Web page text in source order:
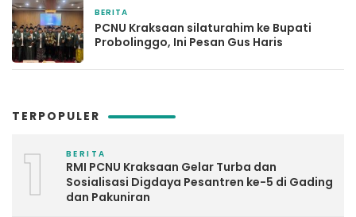
BERITA
PCNU Kraksaan silaturahim ke Bupati
Probolinggo, Ini Pesan Gus Haris
TERPOPULER
1 BERITA
RMI PCNU Kraksaan Gelar Turba dan
Sosialisasi Digdaya Pesantren ke-5 di Gading
dan Pakuniran